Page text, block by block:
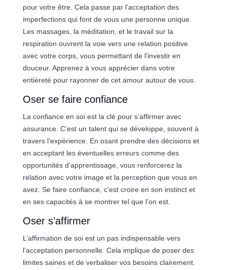
pour votre être. Cela passe par l’acceptation des
imperfections qui font de vous une personne unique.
Les massages, la méditation, et le travail sur la
respiration ouvrent la voie vers une relation positive
avec votre corps, vous permettant de l’investir en
douceur. Apprenez à vous apprécier dans votre
entièreté pour rayonner de cet amour autour de vous.
Oser se faire confiance
La confiance en soi est la clé pour s’affirmer avec
assurance. C’est un talent qui se développe, souvent à
travers l’expérience. En osant prendre des décisions et
en acceptant les éventuelles erreurs comme des
opportunités d’apprentissage, vous renforcerez la
relation avec votre image et la perception que vous en
avez. Se faire confiance, c’est croire en son instinct et
en ses capacités à se montrer tel que l’on est.
Oser s’affirmer
L’affirmation de soi est un pas indispensable vers
l’acceptation personnelle. Cela implique de poser des
limites saines et de verbaliser vos besoins clairement.